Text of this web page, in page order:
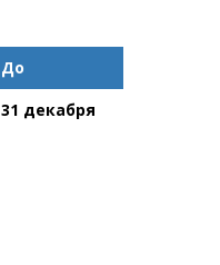
До
31 декабря